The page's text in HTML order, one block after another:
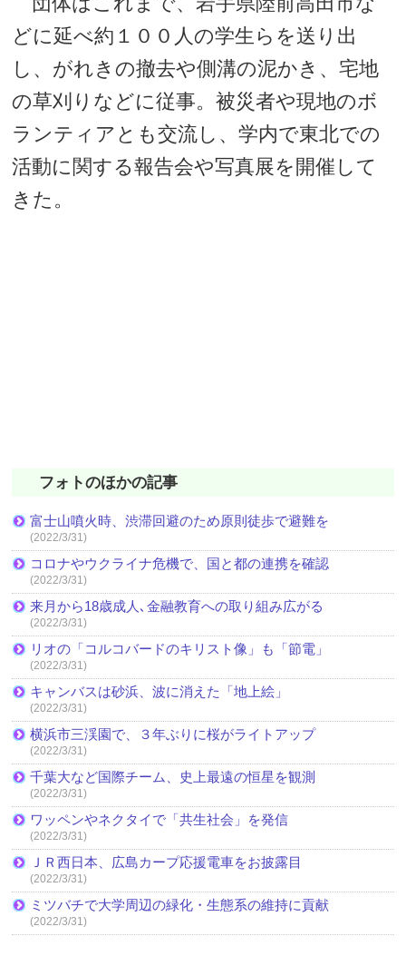
どに延べ約１００人の学生らを送り出
し、がれきの撤去や側溝の泥かき、宅地
の草刈りなどに従事。被災者や現地のボ
ランティアとも交流し、学内で東北での
活動に関する報告会や写真展を開催して
きた。
フォトのほかの記事
富士山噴火時、渋滞回避のため原則徒歩で避難を
(2022/3/31)
コロナやウクライナ危機で、国と都の連携を確認
(2022/3/31)
来月から18歳成人､金融教育への取り組み広がる
(2022/3/31)
リオの「コルコバードのキリスト像」も「節電」
(2022/3/31)
キャンバスは砂浜、波に消えた「地上絵」
(2022/3/31)
横浜市三渓園で、３年ぶりに桜がライトアップ
(2022/3/31)
千葉大など国際チーム、史上最遠の恒星を観測
(2022/3/31)
ワッペンやネクタイで「共生社会」を発信
(2022/3/31)
ＪＲ西日本、広島カープ応援電車をお披露目
(2022/3/31)
ミツバチで大学周辺の緑化・生態系の維持に貢献
(2022/3/31)